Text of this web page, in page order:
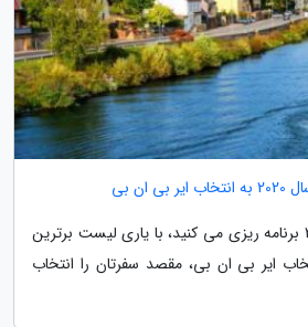
بی
اگر برای سفر در سال 2020 برنامه ریزی می کنید، با یاری لیست برترین
ایر بی ان بی، مقصد سفرتان را انتخاب